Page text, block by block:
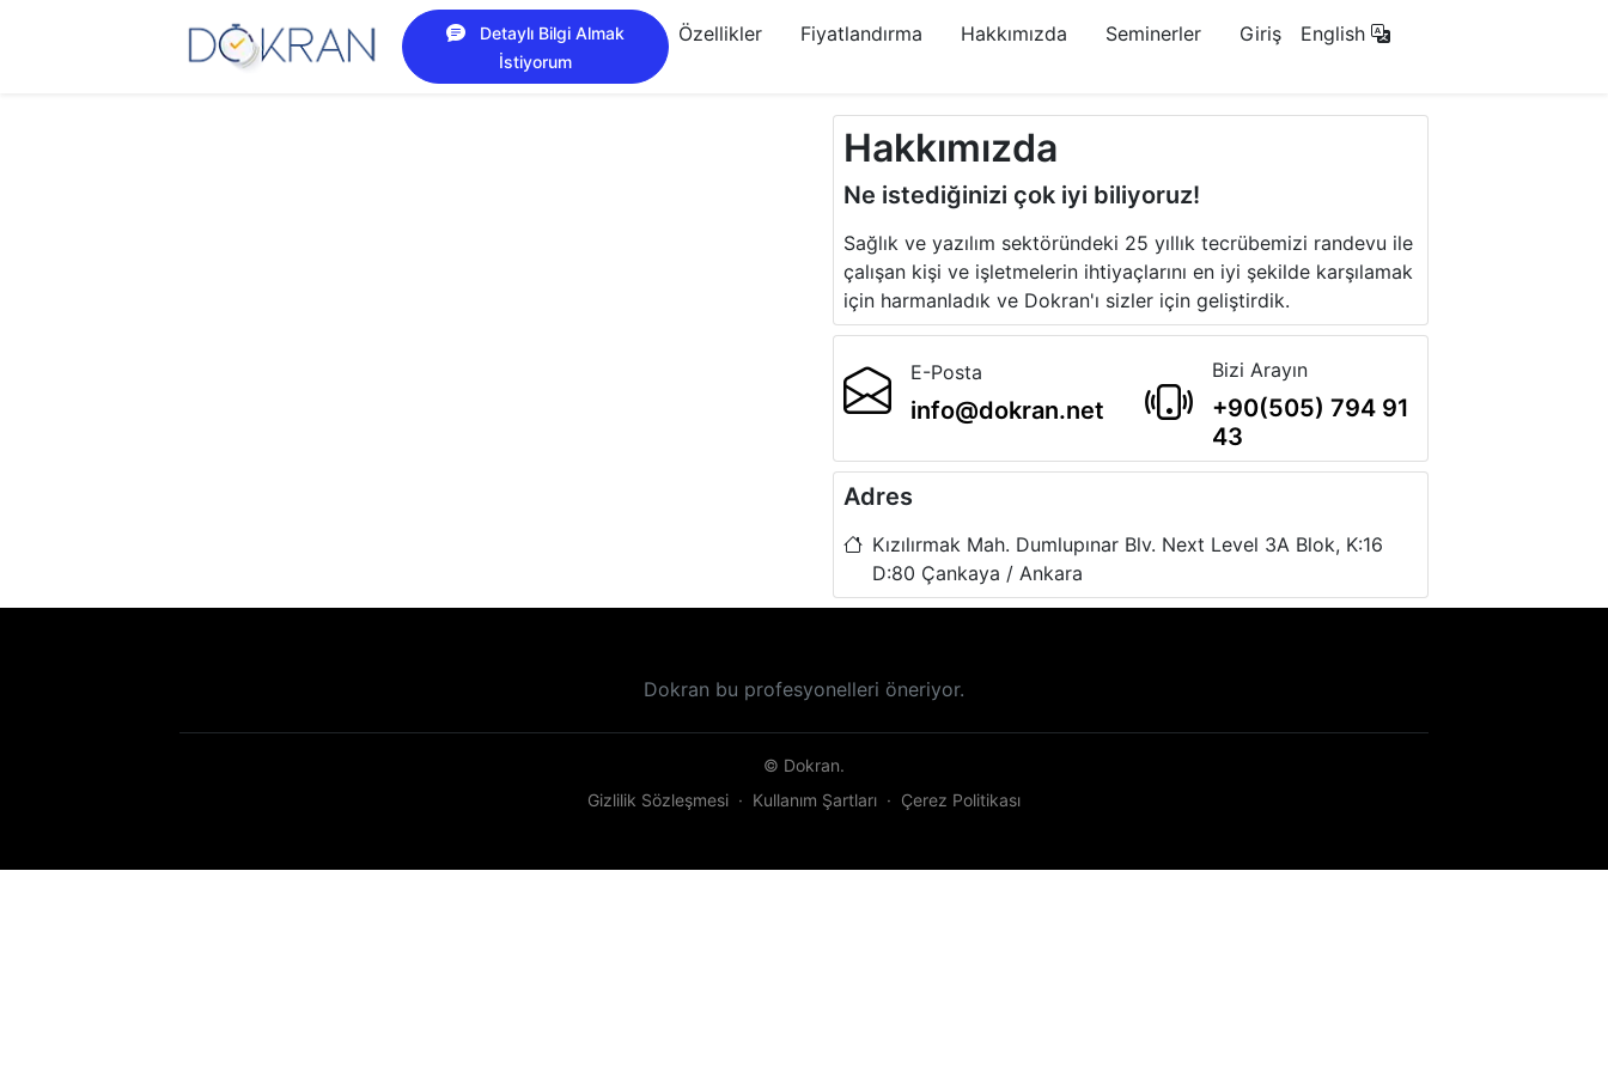
Detaylı Bilgi Almak
İstiyorum
Özellikler Fiyatlandırma Hakkımızda Seminerler Giriş English
Hakkımızda
Ne istediğinizi çok iyi biliyoruz!
Sağlık ve yazılım sektöründeki 25 yıllık tecrübemizi randevu ile
çalışan kişi ve işletmelerin ihtiyaçlarını en iyi şekilde karşılamak
için harmanladık ve Dokran'ı sizler için geliştirdik.
E-Posta
info@dokran.net
Bizi Arayın
+90(505) 794 91
43
Adres
Kızılırmak Mah. Dumlupınar Blv. Next Level 3A Blok, K:16
D:80 Çankaya / Ankara
Dokran bu profesyonelleri öneriyor.
© Dokran.
Gizlilik Sözleşmesi · Kullanım Şartları · Çerez Politikası